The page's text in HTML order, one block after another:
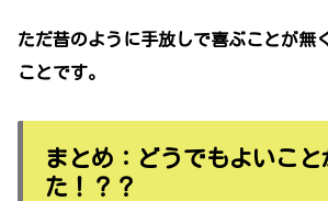
ただ昔のように手放しで喜ぶことが無
ことです。
まとめ：どうでもよいこと
た！？？